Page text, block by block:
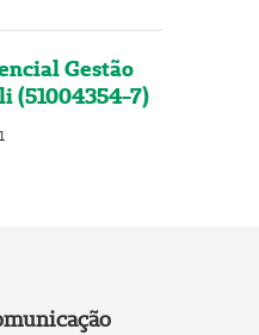
Gestão
(51004354-7)